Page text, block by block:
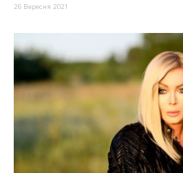
26 Вересня 2021